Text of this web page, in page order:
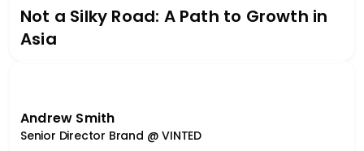
Not a Silky Road: A Path to Growth in
Asia
Andrew Smith
Senior Director Brand @ VINTED